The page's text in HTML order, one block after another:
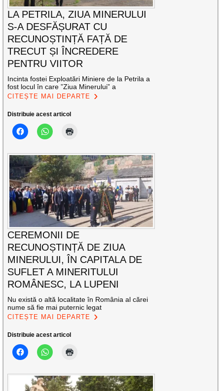
LA PETRILA, ZIUA MINERULUI
S-A DESFĂȘURAT CU
RECUNOȘTINȚĂ FAȚĂ DE
TRECUT ȘI ÎNCREDERE
PENTRU VIITOR
Incinta fostei Exploatări Miniere de la Petrila a
fost locul în care ”Ziua Minerului” a
CITEȘTE MAI DEPARTE
Distribuie acest articol
CEREMONII DE
RECUNOȘTINȚĂ DE ZIUA
MINERULUI, ÎN CAPITALA DE
SUFLET A MINERITULUI
ROMÂNESC, LA LUPENI
Nu există o altă localitate în România al cărei
nume să fie mai puternic legat
CITEȘTE MAI DEPARTE
Distribuie acest articol